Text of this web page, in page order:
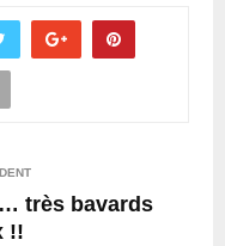
très bavards
!!